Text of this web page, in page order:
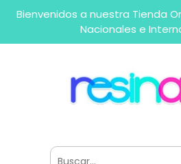
Bienvenidos a nuestra Tienda
Nacionales e